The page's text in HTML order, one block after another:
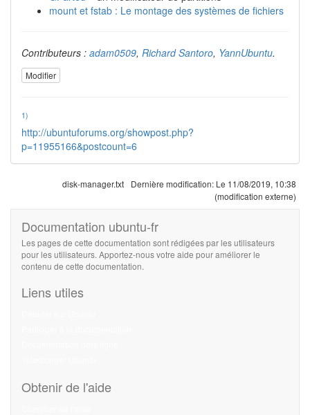
mount et fstab : Le montage des systèmes de fichiers
Contributeurs : adam0509, Richard Santoro, YannUbuntu.
Modifier
1)
http://ubuntuforums.org/showpost.php?
p=11955166&postcount=6
disk-manager.txt Dernière modification: Le 11/08/2019, 10:38
(modification externe)
Documentation ubuntu-fr
Les pages de cette documentation sont rédigées par les utilisateurs
pour les utilisateurs. Apportez-nous votre aide pour améliorer le
contenu de cette documentation.
Liens utiles
Obtenir de l'aide